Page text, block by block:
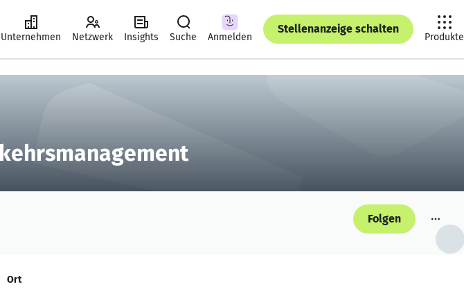
Unternehmen Netzwerk Insights Suche Anmelden
Stellenanzeige schalten
Produkte
Folgen
Ort